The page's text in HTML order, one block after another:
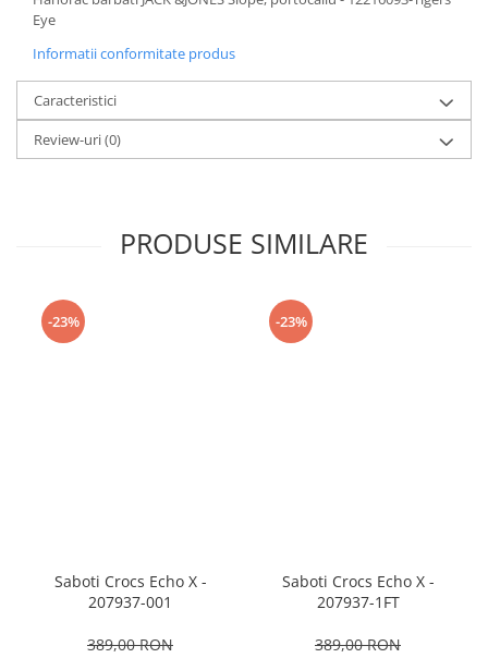
Eye
Informatii conformitate produs
Caracteristici
Review-uri(0)
PRODUSE SIMILARE
-23%
Saboti Crocs Echo X -
207937-001
389,00 RON
-23%
Saboti Crocs Echo X -
207937-1FT
389,00 RON